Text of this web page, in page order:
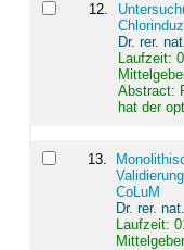
12.
Dr. rer.
Laufzeit:
Abstract:
hat der
13.
CoLuM
Dr. rer.
Laufzeit: